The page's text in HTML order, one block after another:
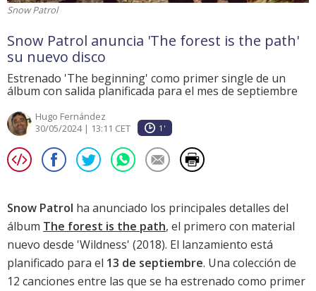
Snow Patrol
Snow Patrol anuncia 'The forest is the path'
su nuevo disco
Estrenado 'The beginning' como primer single de un
álbum con salida planificada para el mes de septiembre
Hugo Fernández
30/05/2024 | 13:11 CET
1'
Snow Patrol ha anunciado los principales detalles del
álbum The forest is the path, el primero con material
nuevo desde 'Wildness' (2018). El lanzamiento está
planificado para el 13 de septiembre. Una colección de
12 canciones entre las que se ha estrenado como primer